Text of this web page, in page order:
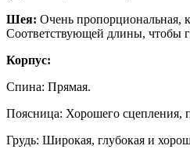
Шея: Очень пропорциональная,
Соответствующей длины, чтобы
Корпус:
Спина: Прямая.
Поясница: Хорошего сцепления,
Грудь: Широкая, глубокая и